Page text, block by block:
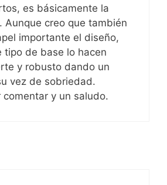
es básicamente la
Aunque creo que también
importante el diseño,
tipo de base lo hacen
y robusto dando un
vez de sobriedad.
comentar y un saludo.